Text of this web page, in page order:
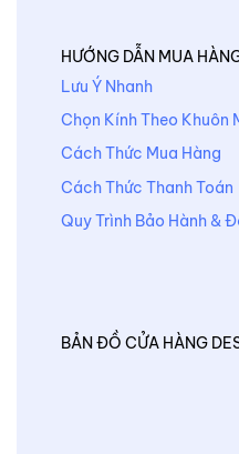
HƯỚNG DẪN MUA
Lưu Ý Nhanh
Chọn Kính Theo Khuôn
Cách Thức Mua Hàng
Cách Thức Thanh Toán
Quy Trình Bảo Hành &
BẢN ĐỒ CỬA HÀNG